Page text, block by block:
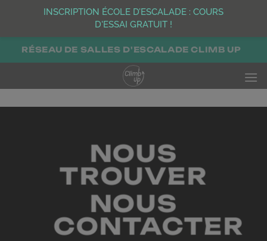
PasserRÉSEAU DE SALLES D'ESCALADE CLIMB UP
NOUS
TROUVER
NOUS
CONTACTER
INSCRIPTION ÉCOLE D’ESCALADE : COURS
D'ESSAI GRATUIT !